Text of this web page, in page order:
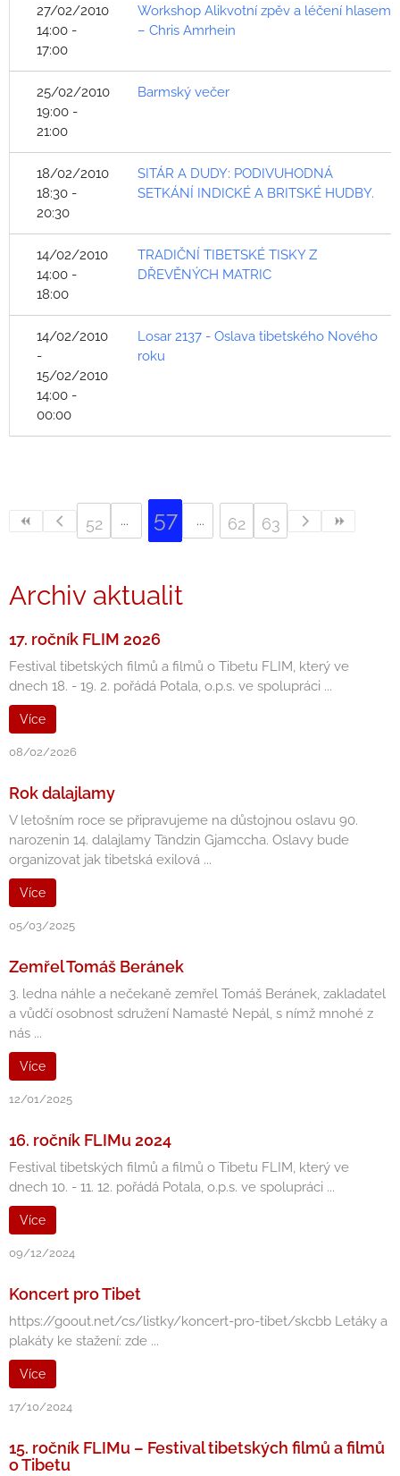
27/02/2010
14:00 -
17:00
Workshop Alikvotní zpěv a léčení hlasem
– Chris Amrhein
25/02/2010
19:00 -
21:00
Barmský večer
18/02/2010
18:30 -
20:30
SITÁR A DUDY: PODIVUHODNÁ
SETKÁNÍ INDICKÉ A BRITSKÉ HUDBY.
14/02/2010
14:00 -
18:00
TRADIČNÍ TIBETSKÉ TISKY Z
DŘEVĚNÝCH MATRIC
14/02/2010
-
15/02/2010
14:00 -
00:00
Losar 2137 - Oslava tibetského Nového
roku
52 57 62 63
Archiv aktualit
17. ročník FLIM 2026
Festival tibetských filmů a filmů o Tibetu FLIM, který ve
dnech 18. - 19. 2. pořádá Potala, o.p.s. ve spolupráci ...
Více
08/02/2026
Rok dalajlamy
V letošním roce se připravujeme na důstojnou oslavu 90.
narozenin 14. dalajlamy Tändzin Gjamccha. Oslavy bude
organizovat jak tibetská exilová ...
Více
05/03/2025
Zemřel Tomáš Beránek
3. ledna náhle a nečekaně zemřel Tomáš Beránek, zakladatel
a vůdčí osobnost sdružení Namasté Nepál, s nímž mnohé z
nás ...
Více
12/01/2025
16. ročník FLIMu 2024
Festival tibetských filmů a filmů o Tibetu FLIM, který ve
dnech 10. - 11. 12. pořádá Potala, o.p.s. ve spolupráci ...
Více
09/12/2024
Koncert pro Tibet
https://goout.net/cs/listky/koncert-pro-tibet/skcbb Letáky a
plakáty ke stažení: zde ...
Více
17/10/2024
15. ročník FLIMu – Festival tibetských filmů a filmů
o Tibetu